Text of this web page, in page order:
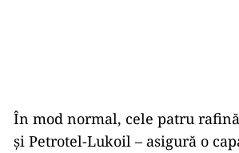
În mod normal, cele patru
și Petrotel-Lukoil – asigură o